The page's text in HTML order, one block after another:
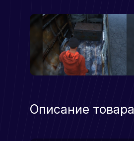
Описание товара